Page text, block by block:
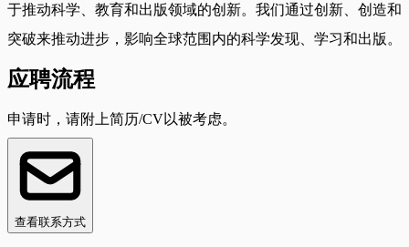
于推动科学、教育和出版领域的创新。我们通过创新、创造和
突破来推动进步，影响全球范围内的科学发现、学习和出版。
应聘流程
申请时，请附上简历/CV以被考虑。
查看联系方式